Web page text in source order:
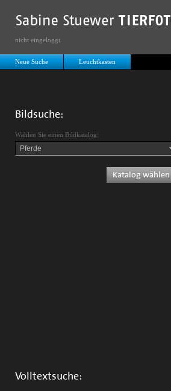
Neue Suche Leuchtkasten
Bildsuche:
Wählen Sie einen Bildkatalog:
Volltextsuche:
nicht eingeloggt